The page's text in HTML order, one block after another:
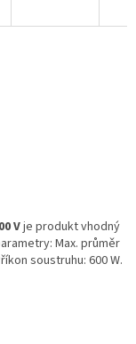
Vje produkt vhodný
Max. průměr
soustruhu: 600 W.